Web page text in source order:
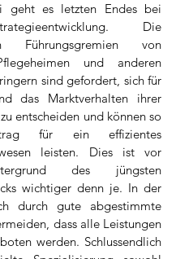
geht es letzten Endes bei
Die
Führungsgremien von
und anderen
sind gefordert, sich für
das Marktverhalten ihrer
entscheiden und können so
für ein effizientes
leisten. Dies ist vor
des jüngsten
wichtiger denn je. In der
durch gute abgestimmte
dass alle Leistungen
werden. Schlussendlich